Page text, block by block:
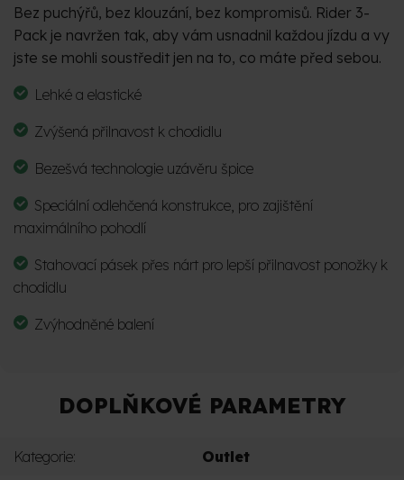
Bez puchýřů, bez klouzání, bez kompromisů. Rider 3-
Pack je navržen tak, aby vám usnadnil každou jízdu a vy
jste se mohli soustředit jen na to, co máte před sebou.
Lehké a elastické
Zvýšená přilnavost k chodidlu
Bezešvá technologie uzávěru špice
Speciální odlehčená konstrukce, pro zajištění
maximálního pohodlí
Stahovací pásek přes nárt pro lepší přilnavost ponožky k
chodidlu
Zvýhodněné balení
DOPLŇKOVÉ PARAMETRY
Kategorie: Outlet